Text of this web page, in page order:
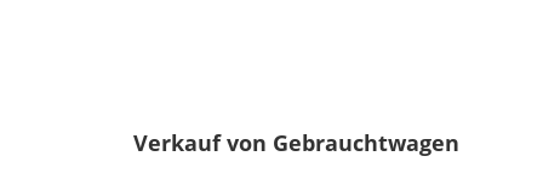
Verkauf von Gebrauchtwagen